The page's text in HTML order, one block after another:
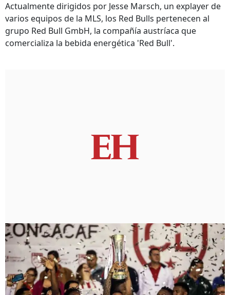
Actualmente dirigidos por Jesse Marsch, un explayer de
varios equipos de la MLS, los Red Bulls pertenecen al
grupo Red Bull GmbH, la compañía austríaca que
comercializa la bebida energética 'Red Bull'.